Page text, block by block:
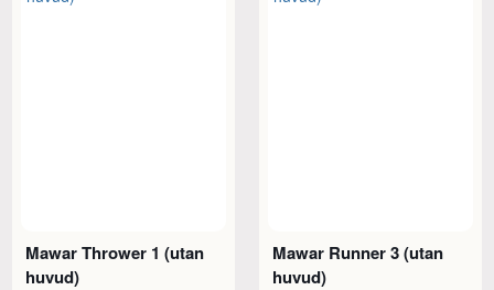
Mawar Thrower 1 (utan
huvud)
Mawar Runner 3 (utan
huvud)